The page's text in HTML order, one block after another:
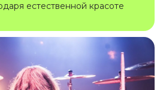
естественной красоте